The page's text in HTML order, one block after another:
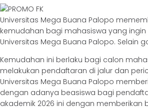
Universitas Mega Buana Palopo
kemudahan bagi mahasiswa yang
Universitas Mega Buana Palopo. Selain
Kemudahan ini berlaku bagi calon
melakukan pendaftaran di jalur dan
Universitas Mega Buana Palopo
dengan adanya beasiswa bagi
akademik 2026 ini dengan memberikan